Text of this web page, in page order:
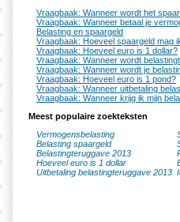
Vraagbaak: Wanneer wordt het
Vraagbaak: Wanneer betaal je
Belasting en spaargeld
Vraagbaak: Hoeveel spaargeld mag
Vraagbaak: Hoeveel euro is 1 dollar?
Vraagbaak: Wanneer wordt
Vraagbaak: Wanneer wordt je
Vraagbaak: Hoeveel euro is 1 pond?
Vraagbaak: Wanneer uitbetaling
Vraagbaak: Wanneer krijg ik mijn
Meest populaire zoekteksten
Vermogensbelasting
Belasting spaargeld
Belastingteruggave 2013
Hoeveel euro is 1 dollar
Uitbetaling belastingteruggave 2013